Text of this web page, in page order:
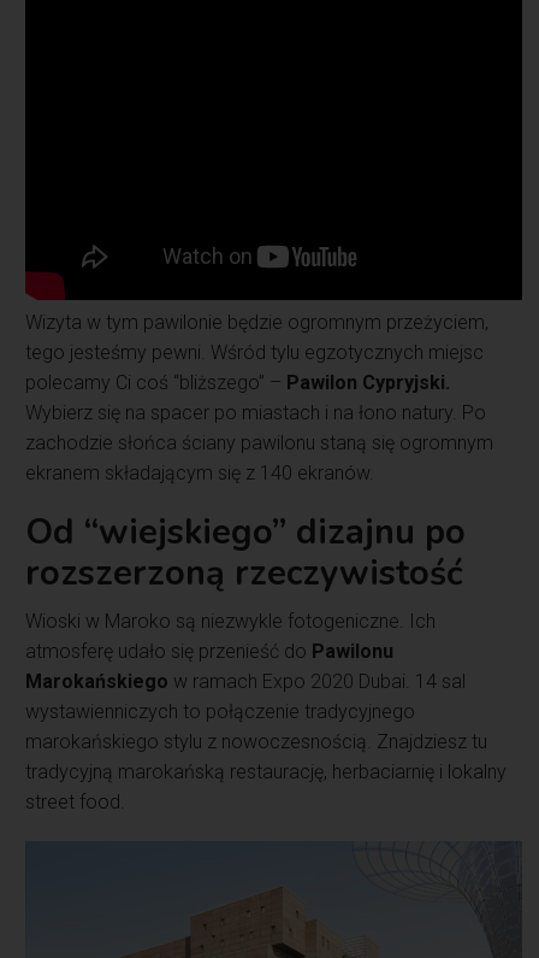
Wizyta w tym pawilonie będzie ogromnym przeżyciem,
tego jesteśmy pewni. Wśród tylu egzotycznych miejsc
polecamy Ci coś “bliższego” – Pawilon Cypryjski.
Wybierz się na spacer po miastach i na łono natury. Po
zachodzie słońca ściany pawilonu staną się ogromnym
ekranem składającym się z 140 ekranów.
Od “wiejskiego” dizajnu po
rozszerzoną rzeczywistość
Wioski w Maroko są niezwykle fotogeniczne. Ich
atmosferę udało się przenieść do Pawilonu
Marokańskiego w ramach Expo 2020 Dubai. 14 sal
wystawienniczych to połączenie tradycyjnego
marokańskiego stylu z nowoczesnością. Znajdziesz tu
tradycyjną marokańską restaurację, herbaciarnię i lokalny
street food.